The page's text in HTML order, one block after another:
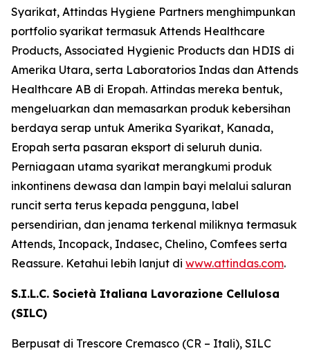
Syarikat, Attindas Hygiene Partners menghimpunkan
portfolio syarikat termasuk Attends Healthcare
Products, Associated Hygienic Products dan HDIS di
Amerika Utara, serta Laboratorios Indas dan Attends
Healthcare AB di Eropah. Attindas mereka bentuk,
mengeluarkan dan memasarkan produk kebersihan
berdaya serap untuk Amerika Syarikat, Kanada,
Eropah serta pasaran eksport di seluruh dunia.
Perniagaan utama syarikat merangkumi produk
inkontinens dewasa dan lampin bayi melalui saluran
runcit serta terus kepada pengguna, label
persendirian, dan jenama terkenal miliknya termasuk
Attends, Incopack, Indasec, Chelino, Comfees serta
Reassure. Ketahui lebih lanjut di www.attindas.com.
S.I.L.C. Società Italiana Lavorazione Cellulosa
(SILC)
Berpusat di Trescore Cremasco (CR – Itali), SILC